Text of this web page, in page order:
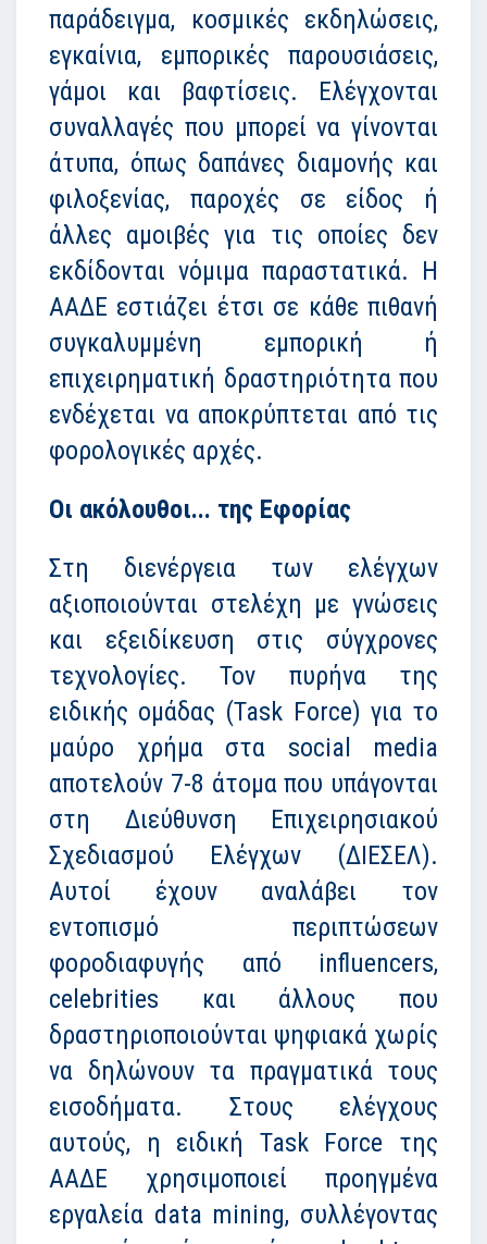
παράδειγμα, κοσμικές εκδηλώσεις,
εγκαίνια, εμπορικές παρουσιάσεις,
γάμοι και βαφτίσεις. Ελέγχονται
συναλλαγές που μπορεί να γίνονται
άτυπα, όπως δαπάνες διαμονής και
φιλοξενίας, παροχές σε είδος ή
άλλες αμοιβές για τις οποίες δεν
εκδίδονται νόμιμα παραστατικά. Η
ΑΑΔΕ εστιάζει έτσι σε κάθε πιθανή
συγκαλυμμένη εμπορική ή
επιχειρηματική δραστηριότητα που
ενδέχεται να αποκρύπτεται από τις
φορολογικές αρχές.
Οι ακόλουθοι... της Εφορίας
Στη διενέργεια των ελέγχων
αξιοποιούνται στελέχη με γνώσεις
και εξειδίκευση στις σύγχρονες
τεχνολογίες. Τον πυρήνα της
ειδικής ομάδας (Task Force) για το
μαύρο χρήμα στα social media
αποτελούν 7-8 άτομα που υπάγονται
στη Διεύθυνση Επιχειρησιακού
Σχεδιασμού Ελέγχων (ΔΙΕΣΕΛ).
Αυτοί έχουν αναλάβει τον
εντοπισμό περιπτώσεων
φοροδιαφυγής από influencers,
celebrities και άλλους που
δραστηριοποιούνται ψηφιακά χωρίς
να δηλώνουν τα πραγματικά τους
εισοδήματα. Στους ελέγχους
αυτούς, η ειδική Task Force της
ΑΑΔΕ χρησιμοποιεί προηγμένα
εργαλεία data mining, συλλέγοντας